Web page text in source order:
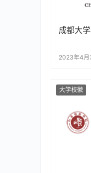
成都大
2023年4月
大学校徽